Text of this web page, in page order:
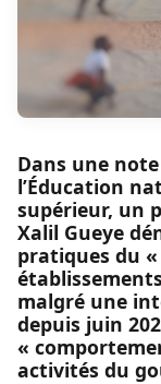
Dans une
l’Éducation
supérieur, un
Xalil Gueye
pratiques du
malgré une
depuis juin
«
activités du